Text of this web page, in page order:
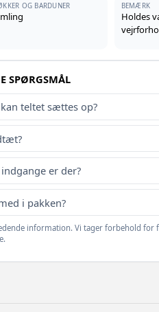
OG BARDUNER BEMÆRK
Holdes
SPØRGSMÅL
teltet sættes op?
er der?
i pakken?
information. Vi tager forbehold for